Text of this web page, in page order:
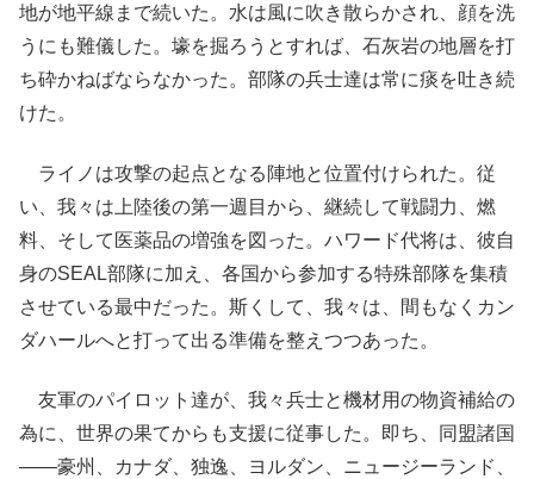
地が地平線まで続いた。水は風に吹き散らかされ、顔を洗
うにも難儀した。壕を掘ろうとすれば、石灰岩の地層を打
ち砕かねばならなかった。部隊の兵士達は常に痰を吐き続
けた。
ライノは攻撃の起点となる陣地と位置付けられた。従
い、我々は上陸後の第一週目から、継続して戦闘力、燃
料、そして医薬品の増強を図った。ハワード代将は、彼自
身のSEAL部隊に加え、各国から参加する特殊部隊を集積
させている最中だった。斯くして、我々は、間もなくカン
ダハールへと打って出る準備を整えつつあった。
友軍のパイロット達が、我々兵士と機材用の物資補給の
為に、世界の果てからも支援に従事した。即ち、同盟諸国
――豪州、カナダ、独逸、ヨルダン、ニュージーランド、